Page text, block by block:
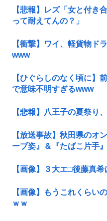
【悲報】レズ「女と付き
って耐えてんの？」
【衝撃】ワイ、軽貨物ド
www
【ひぐらしのなく頃に】
で意味不明すぎるwww
【悲報】八王子の夏祭り
【放送事故】秋田県のオ
ーブ姿』＆『たばこ片手
【画像】３大エ□後藤真
【画像】もうこれくらい
ｗｗ